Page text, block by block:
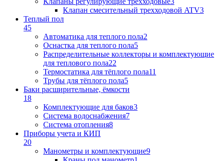
Клапан смесительный трехходовой ATV3
Теплый пол
45
Автоматика для теплого пола2
Оснастка для теплого пола5
Распределительные коллекторы и комплектующие
для теплового пола22
Термостатика для тёплого пола11
Трубы для тёплого пола5
Баки расширительные, ёмкости
18
Комплектующие для баков3
Система водоснабжения7
Система отопления8
Приборы учета и КИП
20
Манометры и комплектующие9